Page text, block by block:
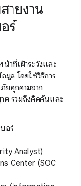
ายงาน
ร์
าที่เฝ้าระวังและ
มูล โดยใช้วิธีการ
ยคุกคามจาก
ต รวมถึงคิดค้นและ
อร์
Analyst)
Center (SOC